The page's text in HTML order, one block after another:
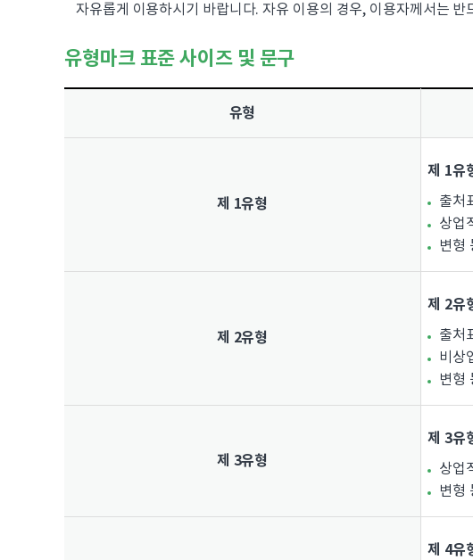
자유롭게 이용하시기 바랍니다. 자유 이용의 경우, 이용자께서는
유형마크 표준 사이즈 및 문구
유형
제 1유형
제 1유
출처
상업
변형
제 2유형
제 2유
출처
비상
변형
제 3유형
제 3유
상업
변형
제 4유